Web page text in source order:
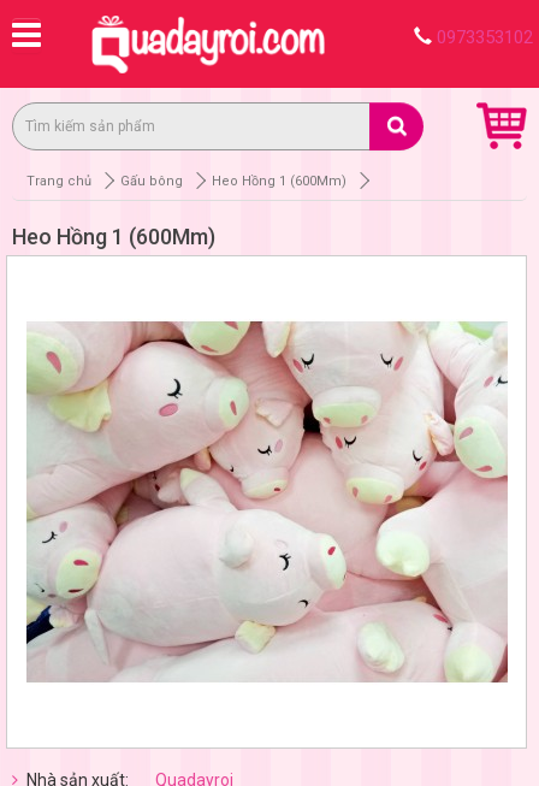
0973353102
Trang chủ Gấu bông Heo Hồng 1 (600Mm)
Heo Hồng 1 (600Mm)
Nhà sản xuất:
Quadayroi